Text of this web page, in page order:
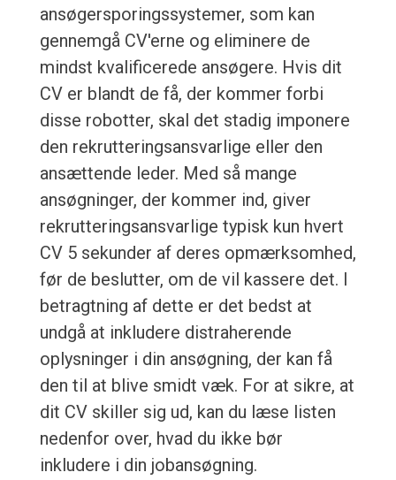
ansøgersporingssystemer, som kan
gennemgå CV'erne og eliminere de
mindst kvalificerede ansøgere. Hvis dit
CV er blandt de få, der kommer forbi
disse robotter, skal det stadig imponere
den rekrutteringsansvarlige eller den
ansættende leder. Med så mange
ansøgninger, der kommer ind, giver
rekrutteringsansvarlige typisk kun hvert
CV 5 sekunder af deres opmærksomhed,
før de beslutter, om de vil kassere det. I
betragtning af dette er det bedst at
undgå at inkludere distraherende
oplysninger i din ansøgning, der kan få
den til at blive smidt væk. For at sikre, at
dit CV skiller sig ud, kan du læse listen
nedenfor over, hvad du ikke bør
inkludere i din jobansøgning.